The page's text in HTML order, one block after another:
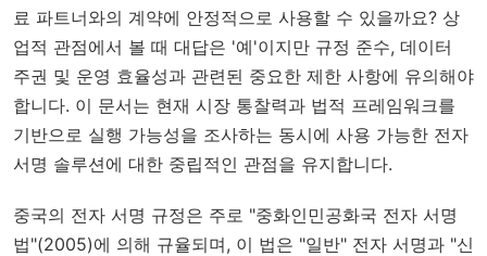
료 파트너와의 계약에 안정적으로 사용할 수 있을까요? 상
업적 관점에서 볼 때 대답은 '예'이지만 규정 준수, 데이터
주권 및 운영 효율성과 관련된 중요한 제한 사항에 유의해야
합니다. 이 문서는 현재 시장 통찰력과 법적 프레임워크를
기반으로 실행 가능성을 조사하는 동시에 사용 가능한 전자
서명 솔루션에 대한 중립적인 관점을 유지합니다.
중국의 전자 서명 규정은 주로 "중화인민공화국 전자 서명
법"(2005)에 의해 규율되며, 이 법은 "일반" 전자 서명과 "신